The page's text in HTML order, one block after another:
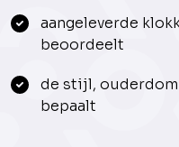
aangeleverde
beoordeelt
de stijl, ouderdom
bepaalt